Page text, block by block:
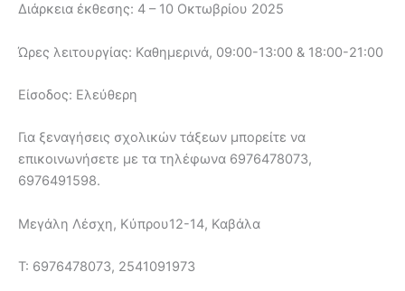
Διάρκεια έκθεσης: 4 – 10 Οκτωβρίου 2025
Ώρες λειτουργίας: Καθημερινά, 09:00-13:00 & 18:00-21:00
Είσοδος: Ελεύθερη
Για ξεναγήσεις σχολικών τάξεων μπορείτε να
επικοινωνήσετε με τα τηλέφωνα 6976478073,
6976491598.
Μεγάλη Λέσχη, Κύπρου12-14, Καβάλα
Τ: 6976478073, 2541091973